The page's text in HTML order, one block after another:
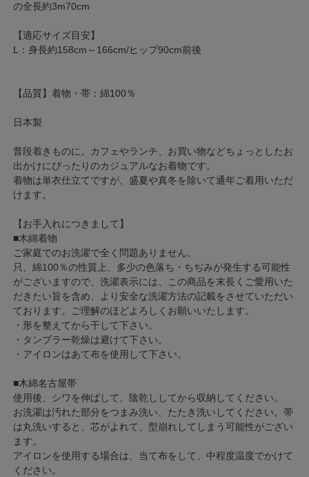
の全長約3m70cm
【適応サイズ目安】
L：身長約158cm～166cm/ヒップ90cm前後
【品質】着物・帯：綿100％
日本製
普段着きものに。カフェやランチ、お買い物などちょっとしたお
出かけにぴったりのカジュアルなお着物です。
着物は単衣仕立てですが、盛夏や真冬を除いて通年ご着用いただ
けます。
【お手入れにつきまして】
■木綿着物
ご家庭でのお洗濯で全く問題ありません。
只、綿100％の性質上、多少の色落ち・ちぢみが発生する可能性
がございますので、洗濯表示には、この商品を末長くご愛用いた
だきたい旨を含め、より安全な洗濯方法の記載をさせていただい
ております。ご理解のほどよろしくお願いいたします。
・形を整えてから干して下さい。
・タンブラー乾燥は避けて下さい。
・アイロンはあて布を使用して下さい。
■木綿名古屋帯
使用後、シワを伸ばして、陰乾ししてから収納してください。
お洗濯は汚れた部分をつまみ洗い、たたき洗いしてください。帯
は丸洗いすると、芯がよれて、型崩れしてしまう可能性がござい
ます。
アイロンを使用する場合は、当て布をして、中程度温度でかけて
ください。